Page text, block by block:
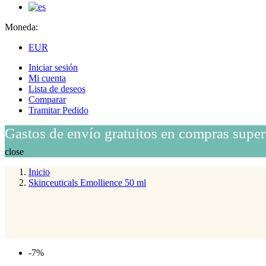
Moneda:
EUR
Iniciar sesión
Mi cuenta
Lista de deseos
Comparar
Tramitar Pedido
Gastos de envío gratuitos en compras
close
Inicio
Skinceuticals Emollience 50 ml
-7%